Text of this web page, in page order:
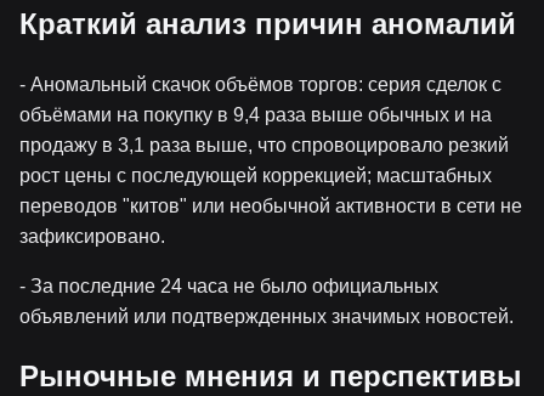
Краткий анализ причин аномалий
- Аномальный скачок объёмов торгов: серия сделок с
объёмами на покупку в 9,4 раза выше обычных и на
продажу в 3,1 раза выше, что спровоцировало резкий
рост цены с последующей коррекцией; масштабных
переводов "китов" или необычной активности в сети не
зафиксировано.
- За последние 24 часа не было официальных
объявлений или подтвержденных значимых новостей.
Рыночные мнения и перспективы